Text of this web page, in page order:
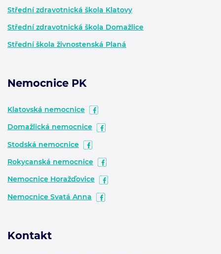
Střední zdravotnická škola Klatovy
Střední zdravotnická škola Domažlice
Střední škola živnostenská Planá
Nemocnice PK
Klatovská nemocnice
Domažlická nemocnice
Stodská nemocnice
Rokycanská nemocnice
Nemocnice Horažďovice
Nemocnice Svatá Anna
Kontakt